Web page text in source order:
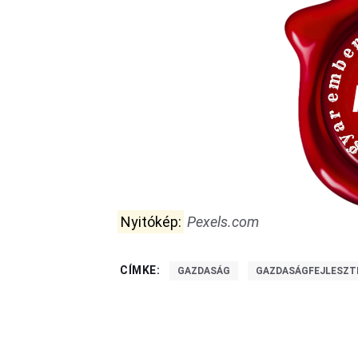
Nyitókép: Pexels.com
CÍMKE: GAZDASÁG